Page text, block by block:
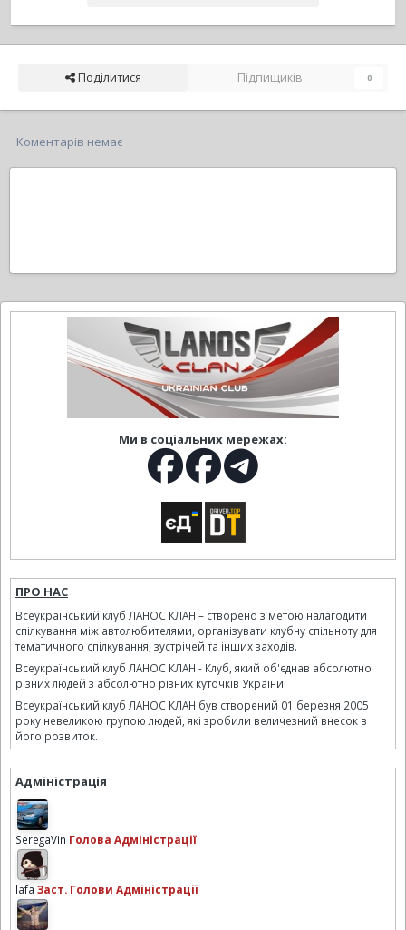
Поділитися Підпищиків 0
Коментарів немає
Ми в соціальних мережах:
ПРО НАС
Всеукраїнський клуб ЛАНОС КЛАН – створено з метою налагодити
спілкування між автолюбителями, організувати клубну спільноту для
тематичного спілкування, зустрічей та інших заходів.
Всеукраїнський клуб ЛАНОС КЛАН - Клуб, який об'єднав абсолютно
різних людей з абсолютно різних куточків України.
Всеукраїнський клуб ЛАНОС КЛАН був створений 01 березня 2005
року невеликою групою людей, які зробили величезний внесок в
його розвиток.
Адміністрація
SeregaVin Голова Адміністрації
lafa Заст. Голови Адміністрації